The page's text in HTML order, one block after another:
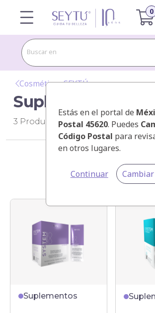
Buscar en
Estás en el portal de
Postal 45620. Puedes
Código Postal para
en otros lugares.
Continuar
Cosméticos SEYTÚ
Suplementos
3 Productos
Categorías
Ordenar por
Suplementos